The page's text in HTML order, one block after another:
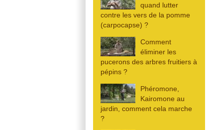
quand lutter
contre les vers de la pomme
(carpocapse) ?
Comment
éliminer les
pucerons des arbres fruitiers à
pépins ?
Phéromone,
Kairomone au
jardin, comment cela marche
?